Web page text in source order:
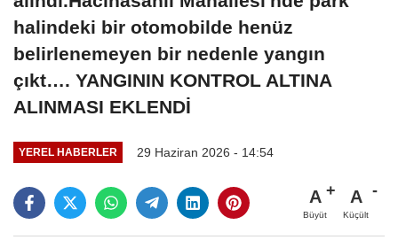
halindeki bir otomobilde henüz
belirlenemeyen bir nedenle yangın
çıkt…. YANGININ KONTROL ALTINA
ALINMASI EKLENDİ
YEREL HABERLER 29 Haziran 2026 - 14:54
A
Büyüt
A
Küçült